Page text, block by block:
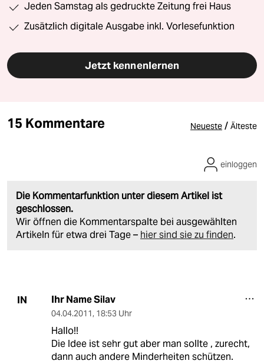
Jeden Samstag als gedruckte Zeitung frei Haus
Zusätzlich digitale Ausgabe inkl. Vorlesefunktion
Jetzt kennenlernen
15 Kommentare Neueste / Älteste
Die Kommentarfunktion unter diesem Artikel ist
geschlossen.
Wir öffnen die Kommentarspalte bei ausgewählten
Artikeln für etwa drei Tage – hier sind sie zu finden.
einloggen
IN Ihr Name Silav
04.04.2011, 18:53 Uhr
Hallo!!
Die Idee ist sehr gut aber man sollte , zurecht,
dann auch andere Minderheiten schützen.